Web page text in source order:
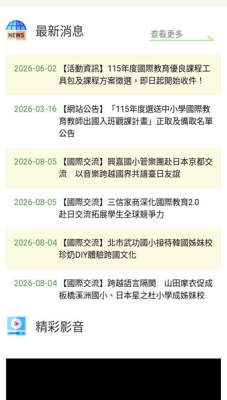
最新消息 查看更多
2026-06-02
【活動資訊】115年度國際教育優良課程工
具包及課程方案徵選，即日起開始收件！
2026-03-16
【網站公告】「115年度選送中小學國際教
育教師出國入班觀課計畫」正取及備取名單
公告
2026-08-05
【國際交流】興嘉國小管樂團赴日本京都交
流 以音樂跨越國界共譜臺日友誼
2026-08-05
【國際交流】三信家商深化國際教育2.0
赴日交流拓展學生全球競爭力
2026-08-04
【國際交流】北市武功國小接待韓國姊妹校
珍奶DIY體驗跨國文化
2026-08-04
【國際交流】跨越語言隔閡 山田摩衣促成
板橋溪洲國小、日本星之杜小學成姊妹校
精彩影音